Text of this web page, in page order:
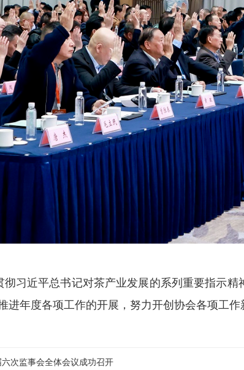
习近平总书记对茶产业发展的系列重要指示
年度各项工作的开展，努力开创协会各项工作
次监事会全体会议成功召开